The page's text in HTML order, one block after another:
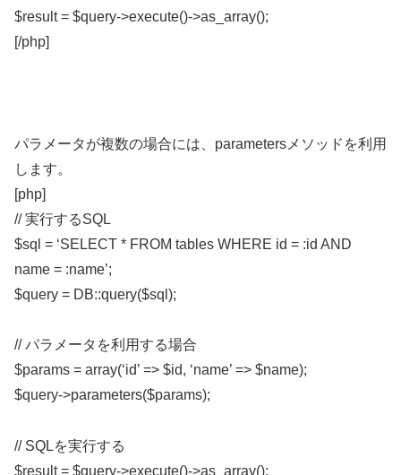
$result = $query->execute()->as_array();
[/php]
パラメータが複数の場合には、parametersメソッドを利用
します。
[php]
// 実行するSQL
$sql = ‘SELECT * FROM tables WHERE id = :id AND
name = :name’;
$query = DB::query($sql);
// パラメータを利用する場合
$params = array(‘id’ => $id, ‘name’ => $name);
$query->parameters($params);
// SQLを実行する
$result = $query->execute()->as_array();